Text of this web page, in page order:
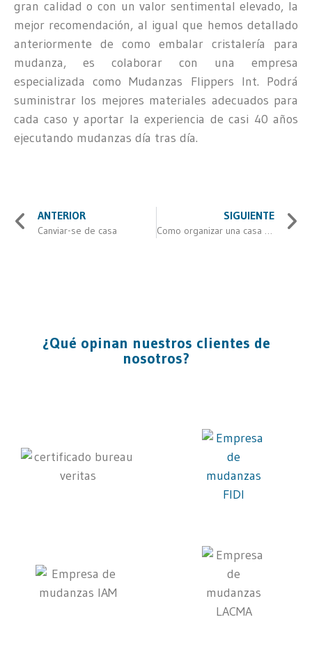
gran calidad o con un valor sentimental elevado, la
mejor recomendación, al igual que hemos detallado
anteriormente de como embalar cristalería para
mudanza, es colaborar con una empresa
especializada como Mudanzas Flippers Int. Podrá
suministrar los mejores materiales adecuados para
cada caso y aportar la experiencia de casi 40 años
ejecutando mudanzas día tras día.
ANTERIOR
Canviar-se de casa
SIGUIENTE
Como organizar una casa después de una mudanza
¿Qué opinan nuestros clientes de
nosotros?